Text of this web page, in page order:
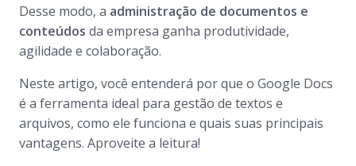
Desse modo, a administração de documentos e
conteúdos da empresa ganha produtividade,
agilidade e colaboração.
Neste artigo, você entenderá por que o Google Docs
é a ferramenta ideal para gestão de textos e
arquivos, como ele funciona e quais suas principais
vantagens. Aproveite a leitura!